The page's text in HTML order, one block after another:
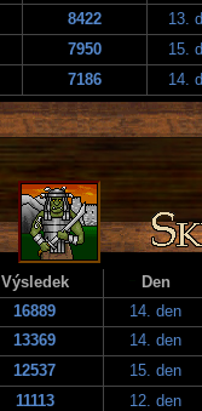
8422
13.
7950
15.
7186 14.
Výsledek
Den
16889
14. den
13369
14. den
12537
15. den
11113
12. den